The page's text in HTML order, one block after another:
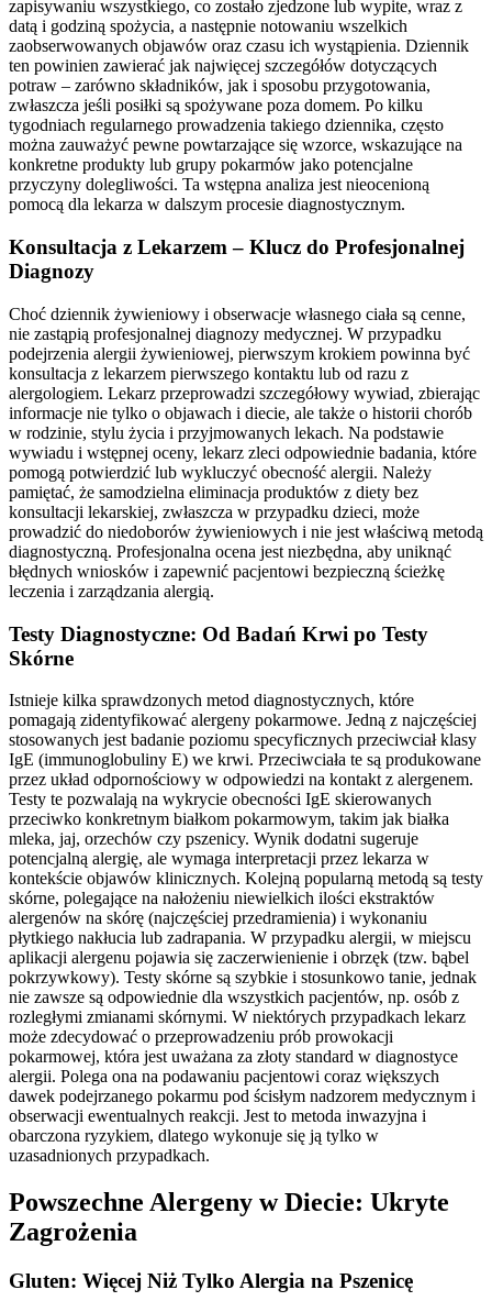
zapisywaniu wszystkiego, co zostało zjedzone lub wypite, wraz z
datą i godziną spożycia, a następnie notowaniu wszelkich
zaobserwowanych objawów oraz czasu ich wystąpienia. Dziennik
ten powinien zawierać jak najwięcej szczegółów dotyczących
potraw – zarówno składników, jak i sposobu przygotowania,
zwłaszcza jeśli posiłki są spożywane poza domem. Po kilku
tygodniach regularnego prowadzenia takiego dziennika, często
można zauważyć pewne powtarzające się wzorce, wskazujące na
konkretne produkty lub grupy pokarmów jako potencjalne
przyczyny dolegliwości. Ta wstępna analiza jest nieocenioną
pomocą dla lekarza w dalszym procesie diagnostycznym.
Konsultacja z Lekarzem – Klucz do Profesjonalnej
Diagnozy
Choć dziennik żywieniowy i obserwacje własnego ciała są cenne,
nie zastąpią profesjonalnej diagnozy medycznej. W przypadku
podejrzenia alergii żywieniowej, pierwszym krokiem powinna być
konsultacja z lekarzem pierwszego kontaktu lub od razu z
alergologiem. Lekarz przeprowadzi szczegółowy wywiad, zbierając
informacje nie tylko o objawach i diecie, ale także o historii chorób
w rodzinie, stylu życia i przyjmowanych lekach. Na podstawie
wywiadu i wstępnej oceny, lekarz zleci odpowiednie badania, które
pomogą potwierdzić lub wykluczyć obecność alergii. Należy
pamiętać, że samodzielna eliminacja produktów z diety bez
konsultacji lekarskiej, zwłaszcza w przypadku dzieci, może
prowadzić do niedoborów żywieniowych i nie jest właściwą metodą
diagnostyczną. Profesjonalna ocena jest niezbędna, aby uniknąć
błędnych wniosków i zapewnić pacjentowi bezpieczną ścieżkę
leczenia i zarządzania alergią.
Testy Diagnostyczne: Od Badań Krwi po Testy
Skórne
Istnieje kilka sprawdzonych metod diagnostycznych, które
pomagają zidentyfikować alergeny pokarmowe. Jedną z najczęściej
stosowanych jest badanie poziomu specyficznych przeciwciał klasy
IgE (immunoglobuliny E) we krwi. Przeciwciała te są produkowane
przez układ odpornościowy w odpowiedzi na kontakt z alergenem.
Testy te pozwalają na wykrycie obecności IgE skierowanych
przeciwko konkretnym białkom pokarmowym, takim jak białka
mleka, jaj, orzechów czy pszenicy. Wynik dodatni sugeruje
potencjalną alergię, ale wymaga interpretacji przez lekarza w
kontekście objawów klinicznych. Kolejną popularną metodą są testy
skórne, polegające na nałożeniu niewielkich ilości ekstraktów
alergenów na skórę (najczęściej przedramienia) i wykonaniu
płytkiego nakłucia lub zadrapania. W przypadku alergii, w miejscu
aplikacji alergenu pojawia się zaczerwienienie i obrzęk (tzw. bąbel
pokrzywkowy). Testy skórne są szybkie i stosunkowo tanie, jednak
nie zawsze są odpowiednie dla wszystkich pacjentów, np. osób z
rozległymi zmianami skórnymi. W niektórych przypadkach lekarz
może zdecydować o przeprowadzeniu prób prowokacji
pokarmowej, która jest uważana za złoty standard w diagnostyce
alergii. Polega ona na podawaniu pacjentowi coraz większych
dawek podejrzanego pokarmu pod ścisłym nadzorem medycznym i
obserwacji ewentualnych reakcji. Jest to metoda inwazyjna i
obarczona ryzykiem, dlatego wykonuje się ją tylko w
uzasadnionych przypadkach.
Powszechne Alergeny w Diecie: Ukryte
Zagrożenia
Gluten: Więcej Niż Tylko Alergia na Pszenicę